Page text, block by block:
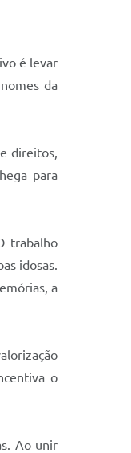
é levar
da
direitos,
para
trabalho
idosas.
a
o
Ao unir